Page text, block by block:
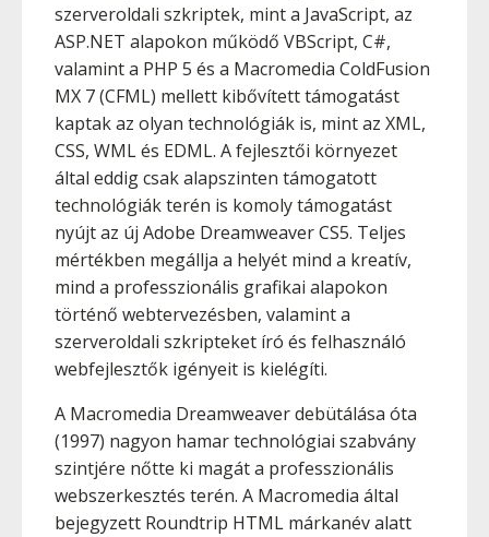
szerveroldali szkriptek, mint a JavaScript, az
ASP.NET alapokon működő VBScript, C#,
valamint a PHP 5 és a Macromedia ColdFusion
MX 7 (CFML) mellett kibővített támogatást
kaptak az olyan technológiák is, mint az XML,
CSS, WML és EDML. A fejlesztői környezet
által eddig csak alapszinten támogatott
technológiák terén is komoly támogatást
nyújt az új Adobe Dreamweaver CS5. Teljes
mértékben megállja a helyét mind a kreatív,
mind a professzionális grafikai alapokon
történő webtervezésben, valamint a
szerveroldali szkripteket író és felhasználó
webfejlesztők igényeit is kielégíti.
A Macromedia Dreamweaver debütálása óta
(1997) nagyon hamar technológiai szabvány
szintjére nőtte ki magát a professzionális
webszerkesztés terén. A Macromedia által
bejegyzett Roundtrip HTML márkanév alatt